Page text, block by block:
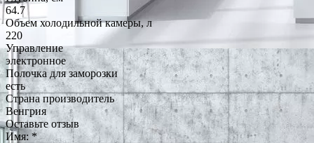
64.7
Объем холодильной камеры, л
220
Управление
электронное
Полочка для заморозки
есть
Страна производитель
Венгрия
Оставьте отзыв
Имя:*